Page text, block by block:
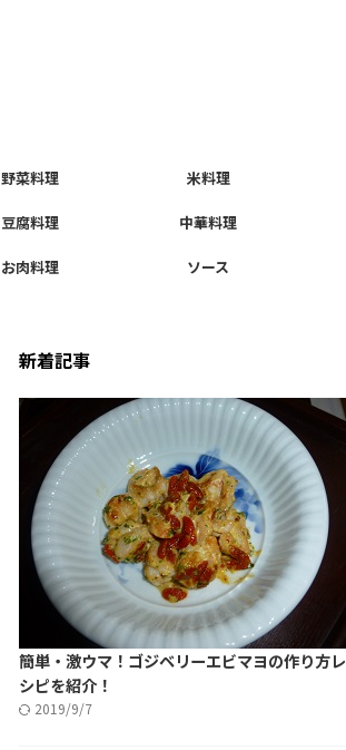
野菜料理 米料理
豆腐料理 中華料理
お肉料理 ソース
新着記事
簡単・激ウマ！ゴジベリーエビマヨの作り方レ
シピを紹介！
2019/9/7